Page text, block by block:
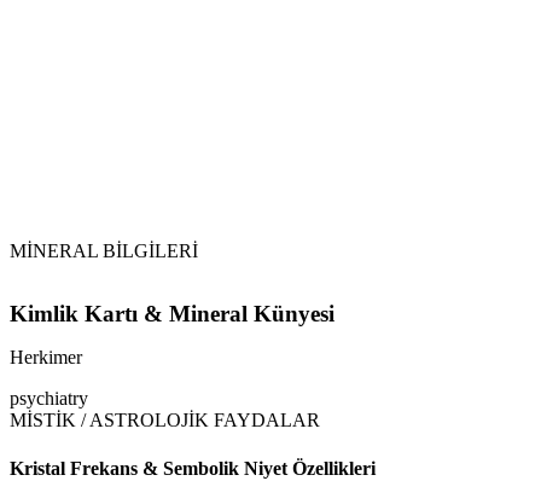
MİNERAL BİLGİLERİ
Kimlik Kartı & Mineral Künyesi
Herkimer
psychiatry
MİSTİK / ASTROLOJİK FAYDALAR
Kristal Frekans & Sembolik Niyet Özellikleri